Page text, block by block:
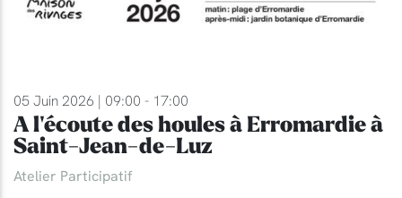
05 Juin 2026 | 09:00 - 17:00
A l'écoute des houles à Erromardie à
Saint-Jean-de-Luz
Atelier Participatif